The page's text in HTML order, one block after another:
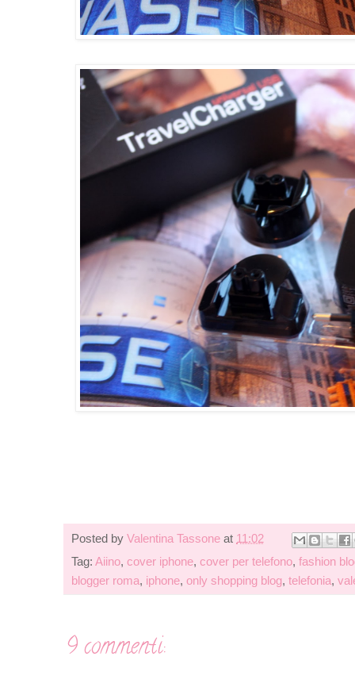
Posted by Valentina Tassone at 11:02
Tag: Aiino, cover iphone, cover per telefono, fashion
blogger roma, iphone, only shopping blog, telefonia,
9 commenti: